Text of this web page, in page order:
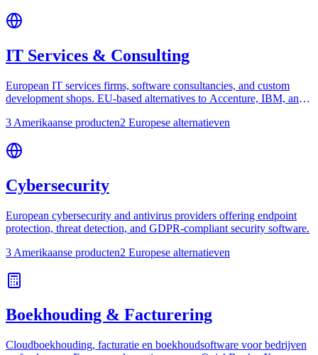
IT Services & Consulting
European IT services firms, software consultancies, and custom
development shops. EU-based alternatives to Accenture, IBM, and
3 Amerikaanse producten2 Europese alternatieven
Cybersecurity
European cybersecurity and antivirus providers offering endpoint
protection, threat detection, and GDPR-compliant security software.
3 Amerikaanse producten2 Europese alternatieven
Boekhouding & Facturering
Cloudboekhouding, facturatie en boekhoudsoftware voor bedrijven